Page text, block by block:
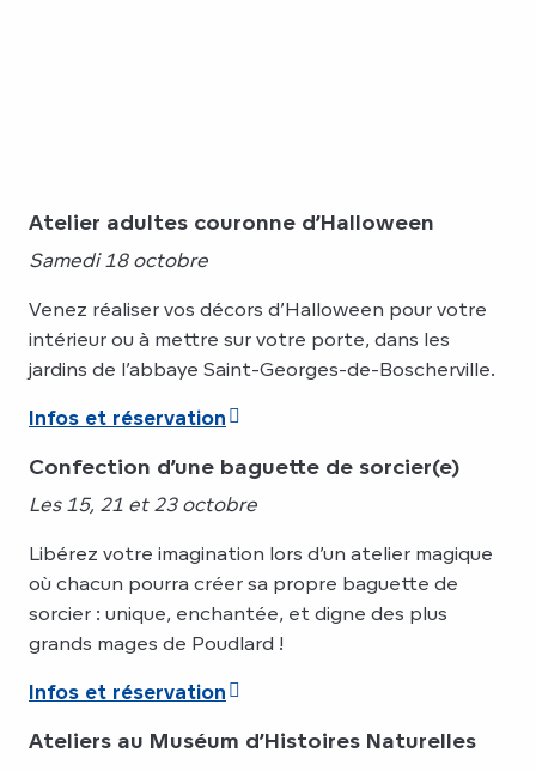
Atelier adultes couronne d’Halloween
Samedi 18 octobre
Venez réaliser vos décors d’Halloween pour votre
intérieur ou à mettre sur votre porte, dans les
jardins de l’abbaye Saint-Georges-de-Boscherville.
Infos et réservation
Confection d’une baguette de sorcier(e)
Les 15, 21 et 23 octobre
Libérez votre imagination lors d’un atelier magique
où chacun pourra créer sa propre baguette de
sorcier : unique, enchantée, et digne des plus
grands mages de Poudlard !
Infos et réservation
Ateliers au Muséum d’Histoires Naturelles